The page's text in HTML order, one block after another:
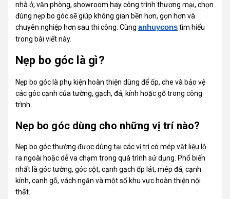
nhà ở, văn phòng, showroom hay công trình thương mại, chọn
đúng nẹp bo góc sẽ giúp không gian bền hơn, gọn hơn và
chuyên nghiệp hơn sau thi công. Cùnganhuyconstìm hiểu
trong bài viết này.
Nẹp bo góc là gì?
Nẹp bo góc là phụ kiện hoàn thiện dùng để ốp, che và bảo vệ
các góc cạnh của tường, gạch, đá, kính hoặc gỗ trong công
trình.
Nẹp bo góc dùng cho những vị trí nào?
Nẹp bo góc thường được dùng tại các vị trí có mép vật liệu lộ
ra ngoài hoặc dễ va chạm trong quá trình sử dụng. Phổ biến
nhất là góc tường, góc cột, cạnh gạch ốp lát, mép đá, cạnh
kính, cạnh gỗ, vách ngăn và một số khu vực hoàn thiện nội
thất.